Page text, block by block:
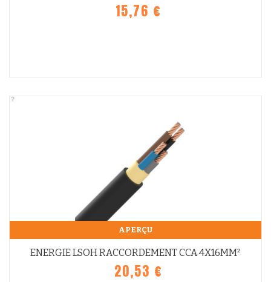
15,76 €
APERÇU
ENERGIE LSOH RACCORDEMENT CCA 4X16MM²
20,53 €